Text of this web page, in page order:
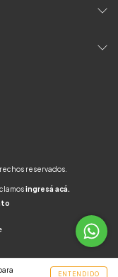
ENTENDIDO
reservados.
ingresá acá.